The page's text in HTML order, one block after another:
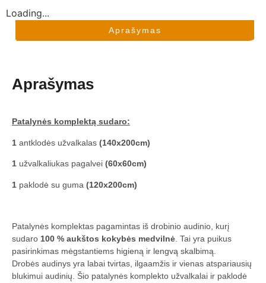
Loading...
Aprašymas
Aprašymas
Patalynės komplektą sudaro:
1 antklodės užvalkalas (140x200cm)
1 užvalkaliukas pagalvei (60x60cm)
1 paklodė su guma (120x200cm)
Patalynės komplektas pagamintas iš drobinio audinio, kurį
sudaro 100 % aukštos kokybės medvilnė. Tai yra puikus
pasirinkimas mėgstantiems higieną ir lengvą skalbimą.
Drobės audinys yra labai tvirtas, ilgaamžis ir vienas atspariausių
blukimui audinių. Šio patalynės komplekto užvalkalai ir paklodė